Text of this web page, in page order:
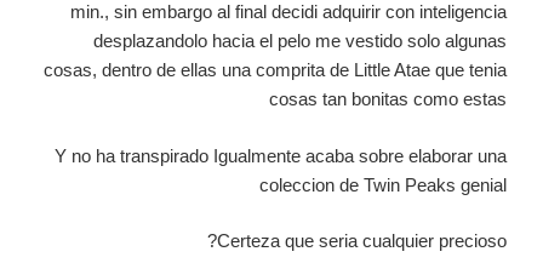
min., sin embargo al final decidi adquirir con inteligencia
desplazandolo hacia el pelo me vestido solo algunas
cosas, dentro de ellas una comprita de Little Atae que tenia
cosas tan bonitas como estas
Y no ha transpirado Igualmente acaba sobre elaborar una
coleccion de Twin Peaks genial
Certeza que seria cualquier precioso?